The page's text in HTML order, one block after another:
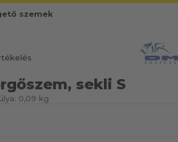
szemek
sekli S
0,09 kg